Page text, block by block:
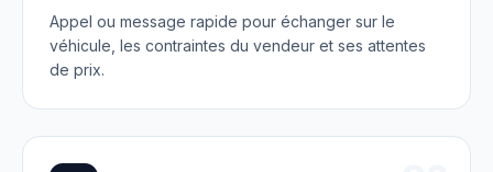
Appel ou message rapide pour échanger sur le
véhicule, les contraintes du vendeur et ses attentes
de prix.